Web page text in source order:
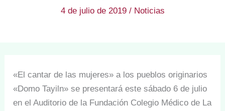
4 de julio de 2019 / Noticias
«El cantar de las mujeres» a los pueblos originarios
«Domo Tayiln» se presentará este sábado 6 de julio
en el Auditorio de la Fundación Colegio Médico de La